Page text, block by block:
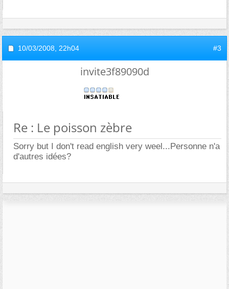
10/03/2008, 22h04 #3
invite3f89090d
Re : Le poisson zèbre
Sorry but I don't read english very weel...Personne n'a
d'autres idées?